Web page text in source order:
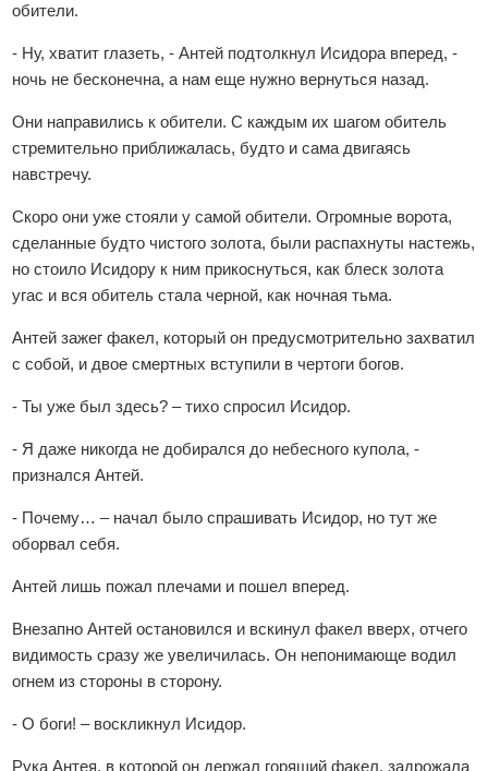
обители.
- Ну, хватит глазеть, - Антей подтолкнул Исидора вперед, -
ночь не бесконечна, а нам еще нужно вернуться назад.
Они направились к обители. С каждым их шагом обитель
стремительно приближалась, будто и сама двигаясь
навстречу.
Скоро они уже стояли у самой обители. Огромные ворота,
сделанные будто чистого золота, были распахнуты настежь,
но стоило Исидору к ним прикоснуться, как блеск золота
угас и вся обитель стала черной, как ночная тьма.
Антей зажег факел, который он предусмотрительно захватил
с собой, и двое смертных вступили в чертоги богов.
- Ты уже был здесь? – тихо спросил Исидор.
- Я даже никогда не добирался до небесного купола, -
признался Антей.
- Почему… – начал было спрашивать Исидор, но тут же
оборвал себя.
Антей лишь пожал плечами и пошел вперед.
Внезапно Антей остановился и вскинул факел вверх, отчего
видимость сразу же увеличилась. Он непонимающе водил
огнем из стороны в сторону.
- О боги! – воскликнул Исидор.
Рука Антея, в которой он держал горящий факел, задрожала